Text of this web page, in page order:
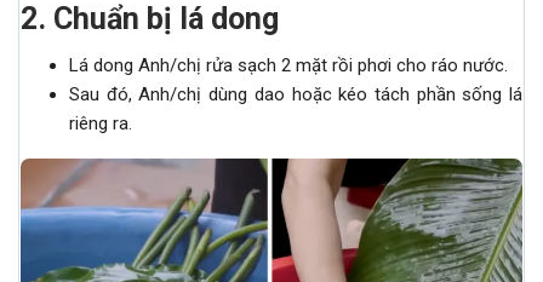
2. Chuẩn bị lá dong
Lá dong Anh/chị rửa sạch 2 mặt rồi phơi cho ráo nước.
Sau đó, Anh/chị dùng dao hoặc kéo tách phần sống lá
riêng ra.